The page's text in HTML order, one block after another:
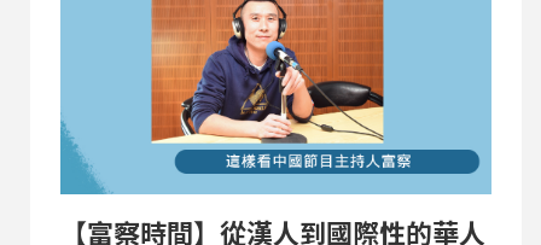
【富察時間】從漢人到國際性的華人